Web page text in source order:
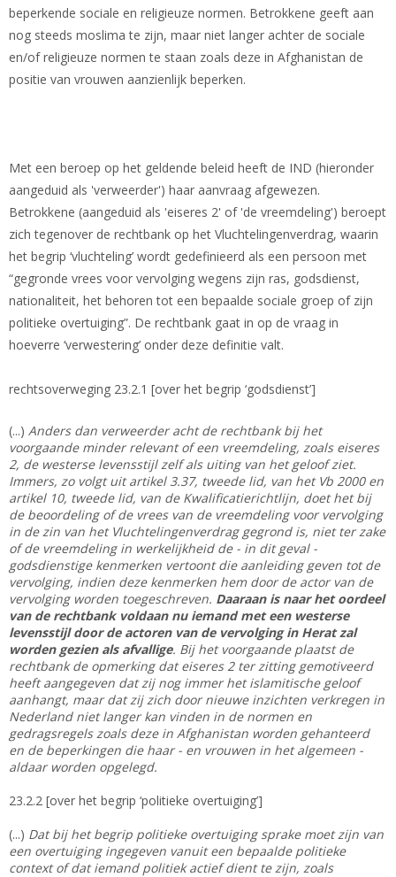
beperkende sociale en religieuze normen. Betrokkene geeft aan
nog steeds moslima te zijn, maar niet langer achter de sociale
en/of religieuze normen te staan zoals deze in Afghanistan de
positie van vrouwen aanzienlijk beperken.
Met een beroep op het geldende beleid heeft de IND (hieronder
aangeduid als 'verweerder') haar aanvraag afgewezen.
Betrokkene (aangeduid als 'eiseres 2' of 'de vreemdeling') beroept
zich tegenover de rechtbank op het Vluchtelingenverdrag, waarin
het begrip ‘vluchteling’ wordt gedefinieerd als een persoon met
“gegronde vrees voor vervolging wegens zijn ras, godsdienst,
nationaliteit, het behoren tot een bepaalde sociale groep of zijn
politieke overtuiging”. De rechtbank gaat in op de vraag in
hoeverre ‘verwestering’ onder deze definitie valt.
rechtsoverweging 23.2.1 [over het begrip ‘godsdienst’]
(...) Anders dan verweerder acht de rechtbank bij het
voorgaande minder relevant of een vreemdeling, zoals eiseres
2, de westerse levensstijl zelf als uiting van het geloof ziet.
Immers, zo volgt uit artikel 3.37, tweede lid, van het Vb 2000 en
artikel 10, tweede lid, van de Kwalificatierichtlijn, doet het bij
de beoordeling of de vrees van de vreemdeling voor vervolging
in de zin van het Vluchtelingenverdrag gegrond is, niet ter zake
of de vreemdeling in werkelijkheid de - in dit geval -
godsdienstige kenmerken vertoont die aanleiding geven tot de
vervolging, indien deze kenmerken hem door de actor van de
vervolging worden toegeschreven. Daaraan is naar het oordeel
van de rechtbank voldaan nu iemand met een westerse
levensstijl door de actoren van de vervolging in Herat zal
worden gezien als afvallige. Bij het voorgaande plaatst de
rechtbank de opmerking dat eiseres 2 ter zitting gemotiveerd
heeft aangegeven dat zij nog immer het islamitische geloof
aanhangt, maar dat zij zich door nieuwe inzichten verkregen in
Nederland niet langer kan vinden in de normen en
gedragsregels zoals deze in Afghanistan worden gehanteerd
en de beperkingen die haar - en vrouwen in het algemeen -
aldaar worden opgelegd.
23.2.2 [over het begrip ‘politieke overtuiging’]
(...) Dat bij het begrip politieke overtuiging sprake moet zijn van
een overtuiging ingegeven vanuit een bepaalde politieke
context of dat iemand politiek actief dient te zijn, zoals